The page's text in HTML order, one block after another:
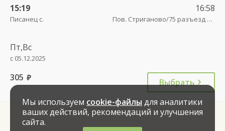
15:19
Писанец с.
16:58
Пов. Стриганово/75 разъезд трасса
Пт,Вс
с 05.12.2025
305 руб.
Выбрать
Мы используем cookie-файлы для аналитики
ваших действий, рекомендаций и улучшения
сайта.